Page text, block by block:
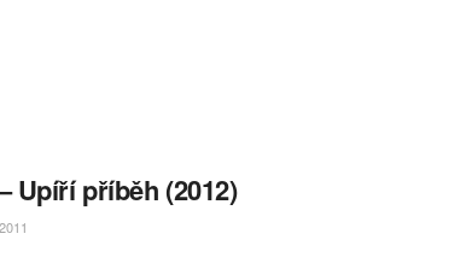
Upíří příběh (2012)